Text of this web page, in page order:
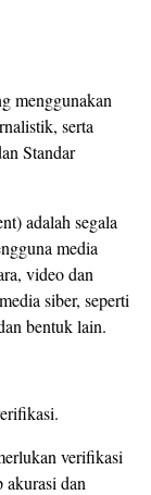
menggunakan
serta
Standar
adalah segala
media
video dan
siber, seperti
bentuk lain.
verifikasi
akurasi dan